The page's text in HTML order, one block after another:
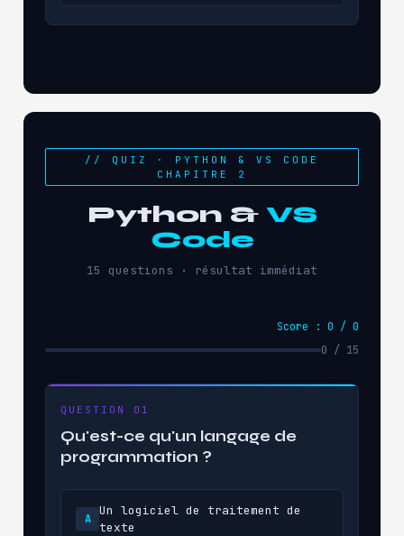
// QUIZ · PYTHON & VS CODE
CHAPITRE 2
Python & VS
Code
15 questions · résultat immédiat
Score : 0 / 0
0 / 15
QUESTION 01
Qu'est-ce qu'un langage de
programmation ?
A
Un logiciel de traitement de
texte